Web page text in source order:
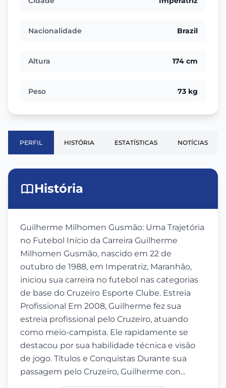
Nacionalidade Brazil
Altura 174 cm
Peso 73 kg
PERFIL HISTÓRIA ESTATÍSTICAS NOTÍCIAS
História
Guilherme Milhomen Gusmão: Uma Trajetória
no Futebol Início da Carreira Guilherme
Milhomen Gusmão, nascido em 22 de
outubro de 1988, em Imperatriz, Maranhão,
iniciou sua carreira no futebol nas categorias
de base do Cruzeiro Esporte Clube. Estreia
Profissional Em 2008, Guilherme fez sua
estreia profissional pelo Cruzeiro, atuando
como meio-campista. Ele rapidamente se
destacou por sua habilidade técnica e visão
de jogo. Títulos e Conquistas Durante sua
passagem pelo Cruzeiro, Guilherme con...